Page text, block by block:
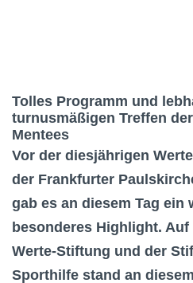
Tolles Programm und
turnusmäßigen Treffen
Mentees
Vor der diesjährigen
der Frankfurter
gab es an diesem Tag ein
besonderes Highlight. Auf
Werte-Stiftung und der
Sporthilfe stand an